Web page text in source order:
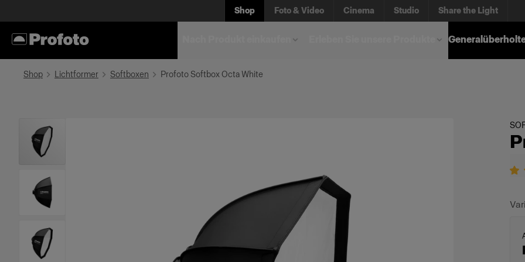
Shop Foto & Video Cinema Studio Share the Light
Shop Lichtformer Softboxen Profoto Softbox Octa White